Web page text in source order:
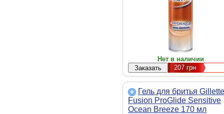
Нет в наличии
207грн
Гель для бритья Gillette
Fusion ProGlide Sensitive
Ocean Breeze 170 мл